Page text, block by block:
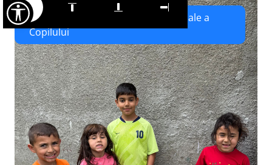
Activitate dedicată Zilei Internaționale a
Copilului